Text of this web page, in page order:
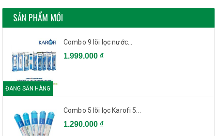
SẢN PHẨM MỚI
ĐANG SẴN HÀNG
Combo 9 lõi lọc nước...
1.999.000 ₫
Combo 5 lõi lọc Karofi 5...
1.290.000 ₫